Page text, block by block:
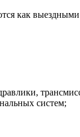
как выездными
систем;